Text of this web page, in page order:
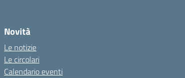
Novità
Le notizie
Le circolari
Calendario eventi